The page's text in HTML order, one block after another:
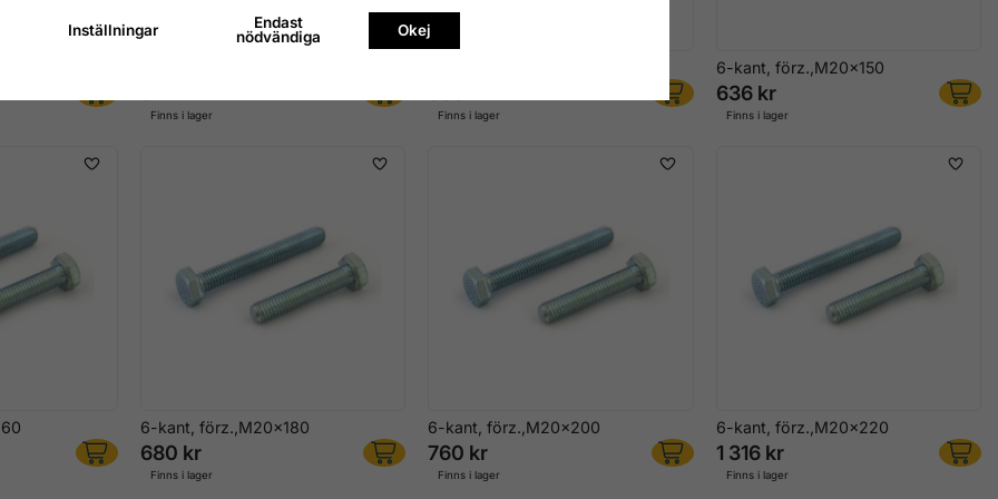
Finns i lager Finns i lager
6-kant, förz.,M20x150
636 kr
Finns i lager
6-kant, förz.,M20x180
680 kr
Finns i lager
6-kant, förz.,M20x200
760 kr
Finns i lager
6-kant, förz.,M20x220
1 316 kr
Finns i lager
Inställningar
Endast
nödvändiga
Okej